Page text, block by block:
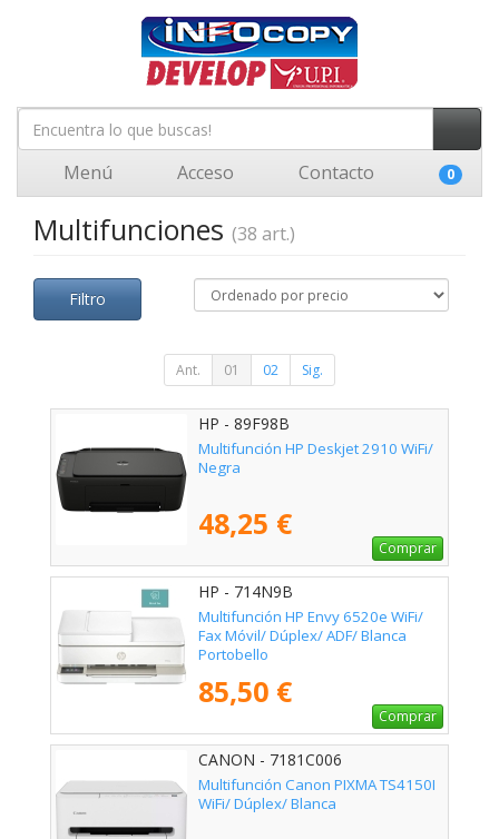
Menú Acceso Contacto 0
Multifunciones (38 art.)
Filtro
Ant. 01 02 Sig.
HP - 89F98B
Multifunción HP Deskjet 2910 WiFi/
Negra
48,25 €
Comprar
HP - 714N9B
Multifunción HP Envy 6520e WiFi/
Fax Móvil/ Dúplex/ ADF/ Blanca
Portobello
85,50 €
Comprar
CANON - 7181C006
Multifunción Canon PIXMA TS4150I
WiFi/ Dúplex/ Blanca